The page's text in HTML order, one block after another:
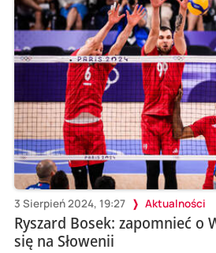
3 Sierpień 2024, 19:27 Aktualności
Ryszard Bosek: zapomnieć o
się na Słowenii